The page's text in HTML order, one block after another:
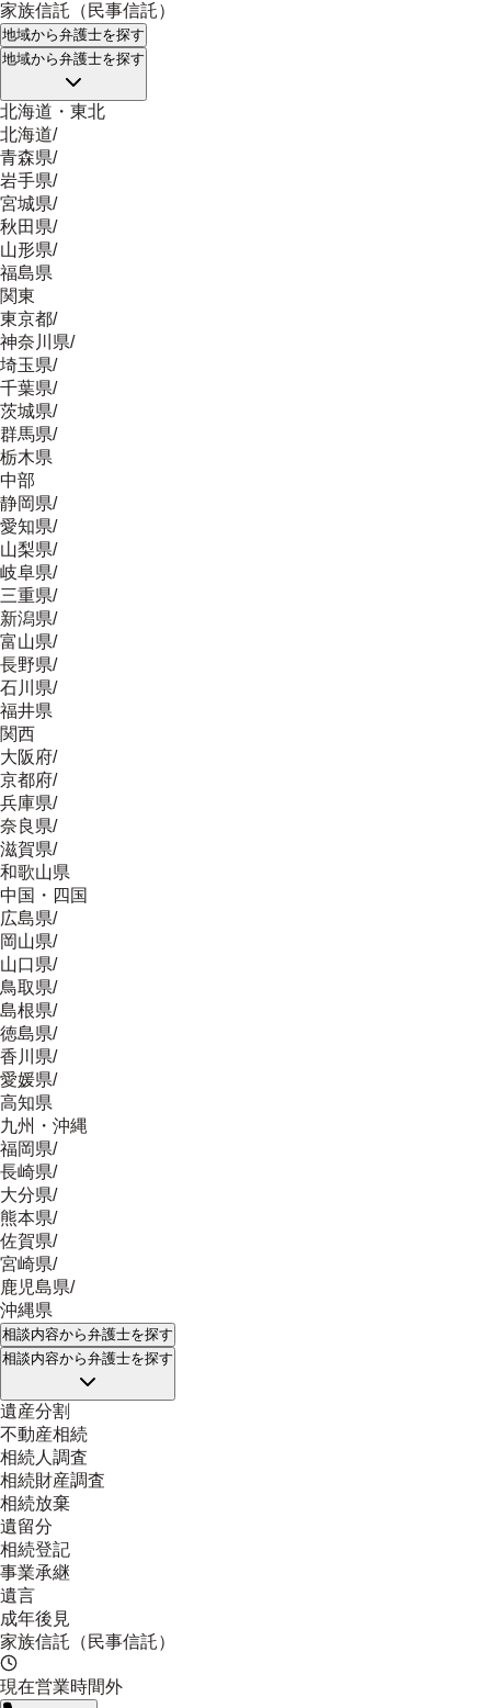
家族信託（民事信託）
地域から弁護士を探す
地域から弁護士を探す
北海道・東北
北海道/
青森県/
岩手県/
宮城県/
秋田県/
山形県/
福島県
関東
東京都/
神奈川県/
埼玉県/
千葉県/
茨城県/
群馬県/
栃木県
中部
静岡県/
愛知県/
山梨県/
岐阜県/
三重県/
新潟県/
富山県/
長野県/
石川県/
福井県
関西
大阪府/
京都府/
兵庫県/
奈良県/
滋賀県/
和歌山県
中国・四国
広島県/
岡山県/
山口県/
鳥取県/
島根県/
徳島県/
香川県/
愛媛県/
高知県
九州・沖縄
福岡県/
長崎県/
大分県/
熊本県/
佐賀県/
宮崎県/
鹿児島県/
沖縄県
相談内容から弁護士を探す
相談内容から弁護士を探す
遺産分割
不動産相続
相続人調査
相続財産調査
相続放棄
遺留分
相続登記
事業承継
遺言
成年後見
家族信託（民事信託）
現在営業時間外